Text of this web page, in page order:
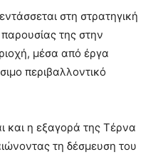
στη στρατηγική
της στην
μέσα από έργα
περιβαλλοντικό
και η εξαγορά της Τέρνα
τη δέσμευση του